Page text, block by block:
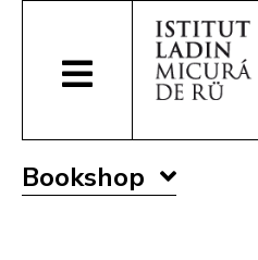
Bookshop